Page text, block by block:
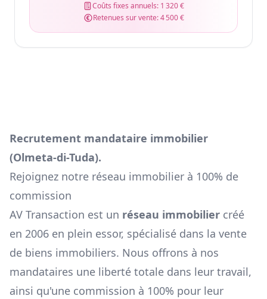
Coûts fixes annuels: 1 320 €
Retenues sur vente:4 500 €
Recrutement mandataire immobilier
(Olmeta-di-Tuda).
Rejoignez notre réseau immobilier à 100% de
commission
AV Transaction est un réseau immobilier créé
en 2006 en plein essor, spécialisé dans la vente
de biens immobiliers. Nous offrons à nos
mandataires une liberté totale dans leur travail,
ainsi qu'une commission à 100% pour leur